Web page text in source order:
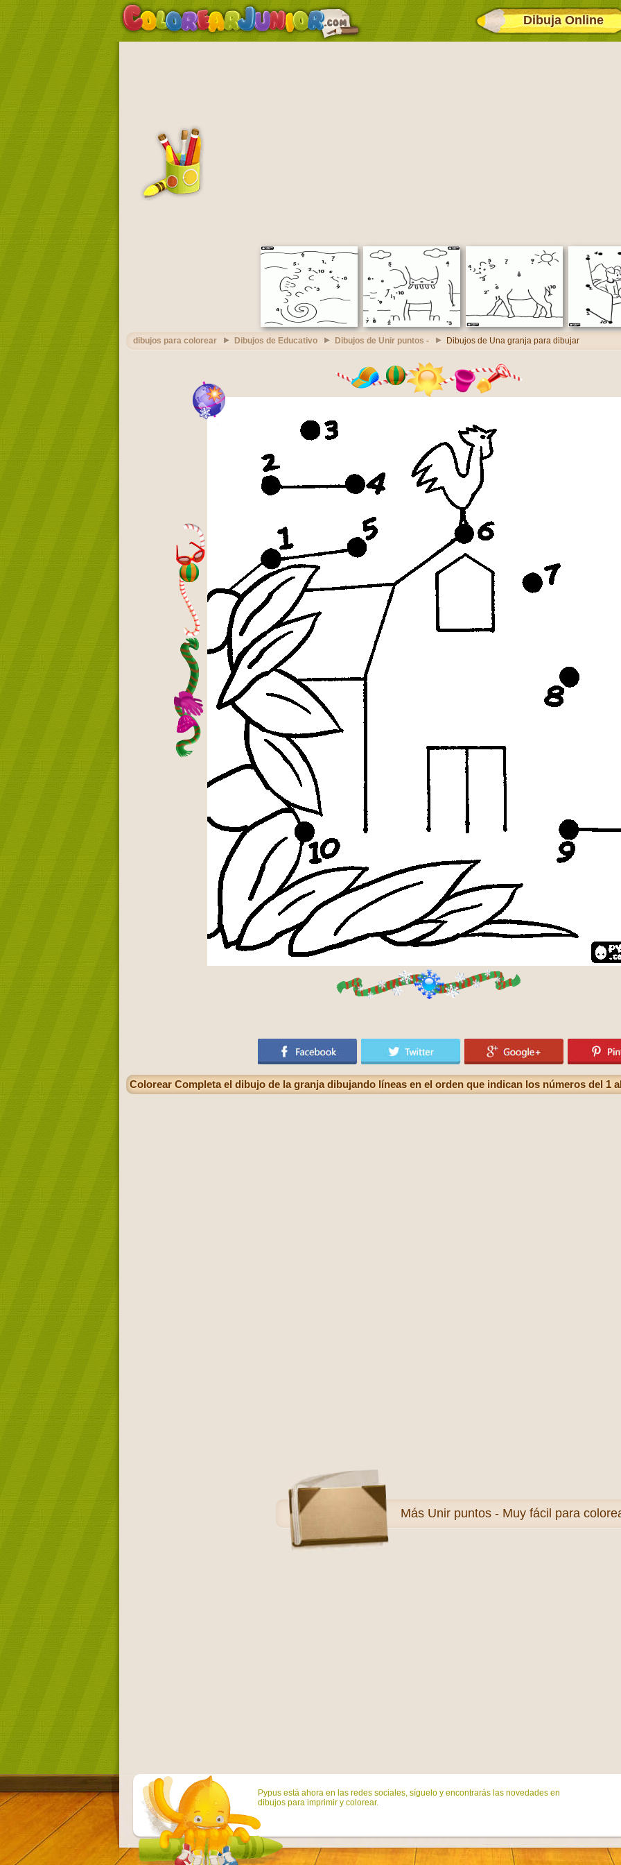
Dibuja Online
dibujos para colorear Dibujos de Educativo Dibujos de Unir puntos - Dibujos de Una granja para dibujar
Colorear Completa el dibujo de la granja dibujando líneas en el orden que indican los números del 1
Más Unir puntos - Muy fácil para
Pypus está ahora en las redes sociales, síguelo y encontrarás las novedades en
dibujos para imprimir y colorear.